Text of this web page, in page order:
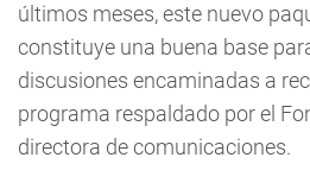
últimos meses, este nuevo
constituye una buena base
discusiones encaminadas a
programa respaldado por el
directora de comunicaciones.